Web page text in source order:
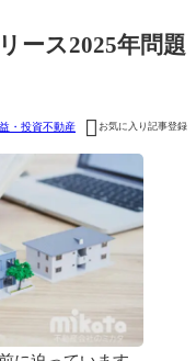
ース2025年問題
・投資不動産  お気に入り記事登録